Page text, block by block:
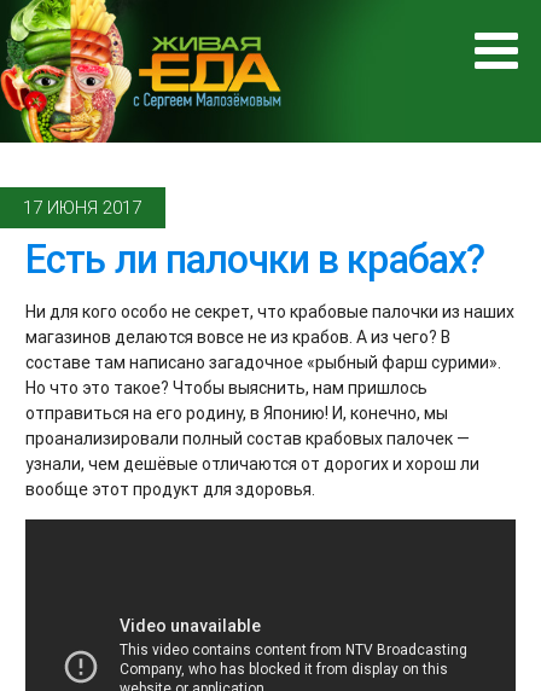
17 ИЮНЯ 2017
Есть ли палочки в крабах?
Ни для кого особо не секрет, что крабовые палочки из наших
магазинов делаются вовсе не из крабов. А из чего? В
составе там написано загадочное «рыбный фарш сурими».
Но что это такое? Чтобы выяснить, нам пришлось
отправиться на его родину, в Японию! И, конечно, мы
проанализировали полный состав крабовых палочек —
узнали, чем дешёвые отличаются от дорогих и хорош ли
вообще этот продукт для здоровья.